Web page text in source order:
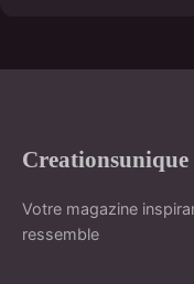
Creationsunique
Votre magazine
ressemble